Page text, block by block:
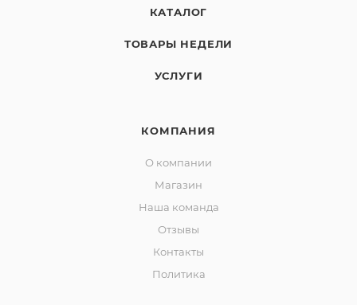
КАТАЛОГ
ТОВАРЫ НЕДЕЛИ
УСЛУГИ
КОМПАНИЯ
О компании
Магазин
Наша команда
Отзывы
Контакты
Политика